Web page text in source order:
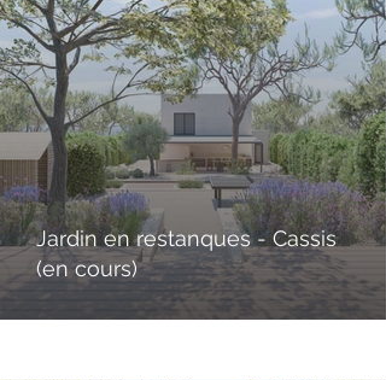
Jardin en restanques - Cassis
(en cours)